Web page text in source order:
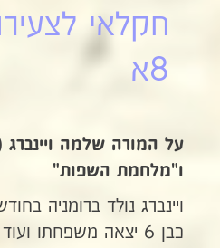
חקלאי
8א
על המורה שלמה ויינברג
ו"מלחמת השפות"
כבן 6 יצאה משפחתו